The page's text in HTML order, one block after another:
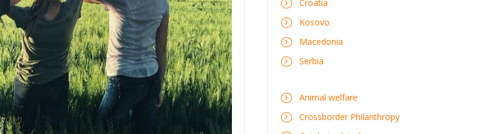
Croatia
Kosovo
Macedonia
Serbia
Animal welfare
Crossborder Philanthropy